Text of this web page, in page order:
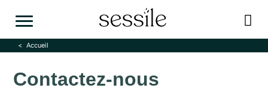
Accueil
Contactez-nous